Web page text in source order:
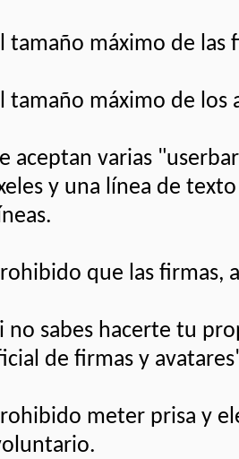
tamaño máximo de las
tamaño máximo de los
aceptan varias
y una línea de
que las firmas,
no sabes hacerte tu
de firmas y
meter prisa y